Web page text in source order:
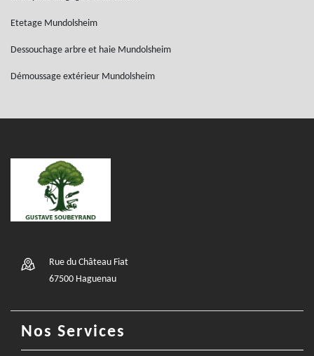
Etetage Mundolsheim
Dessouchage arbre et haie Mundolsheim
Démoussage extérieur Mundolsheim
Rue du Château Fiat
67500 Haguenau
Nos Services